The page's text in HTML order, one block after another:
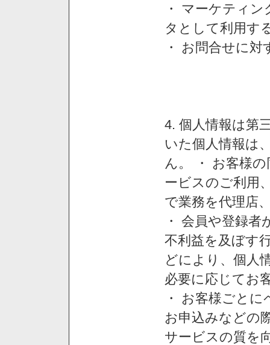
・ マーケティ
タとして利用す
・ お問合せに
4. 個人情報は第
いた個人情報は
ん。 ・ お客様
ービスのご利用
で業務を代理店
・ 会員や登録
不利益を及ぼす
どにより、個人
必要に応じてお
・ お客様ごと
お申込みなどの
サービスの質を